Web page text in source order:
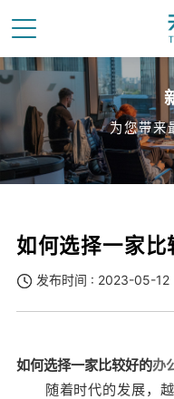
为您带来
如何选择一家比
发布时间 : 2023-05-12
如何选择一家比较好的办
随着时代的发展，越